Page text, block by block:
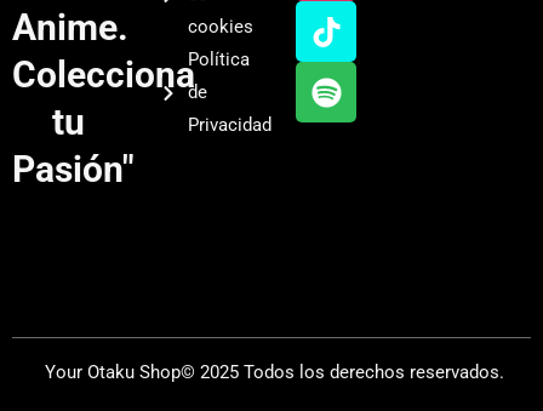
Anime.
Colecciona
tu
Pasión"
cookies
Política
de
Privacidad
u
b
e
a
g
r
a
o
k
i
f
y
Your Otaku Shop© 2025 Todos los derechos reservados.